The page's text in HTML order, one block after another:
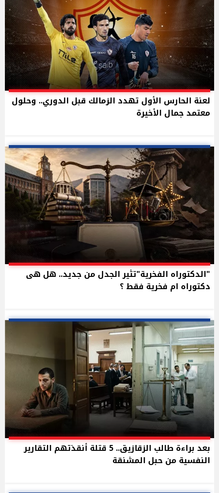
لعنة الحارس الأول تهدد الزمالك قبل الدوري.. وحلول
معتمد جمال الأخيرة
"الدكتوراه الفخرية"تثير الجدل من جديد.. هل هى
دكتوراه ام فخرية فقط ؟
بعد براءة طالب الزقازيق.. 5 قتلة أنقذتهم التقارير
النفسية من حبل المشنقة